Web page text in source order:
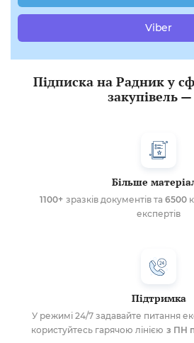
Viber
Підписка на Радник у
закупівель
Більше
1100+ зразків документів та 6500
експертів
Підтримка
У режимі 24/7 задавайте питання
користуйтесь гарячою лінією з ПН